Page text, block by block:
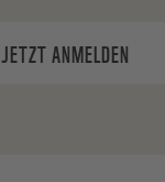
JETZT ANMELDEN